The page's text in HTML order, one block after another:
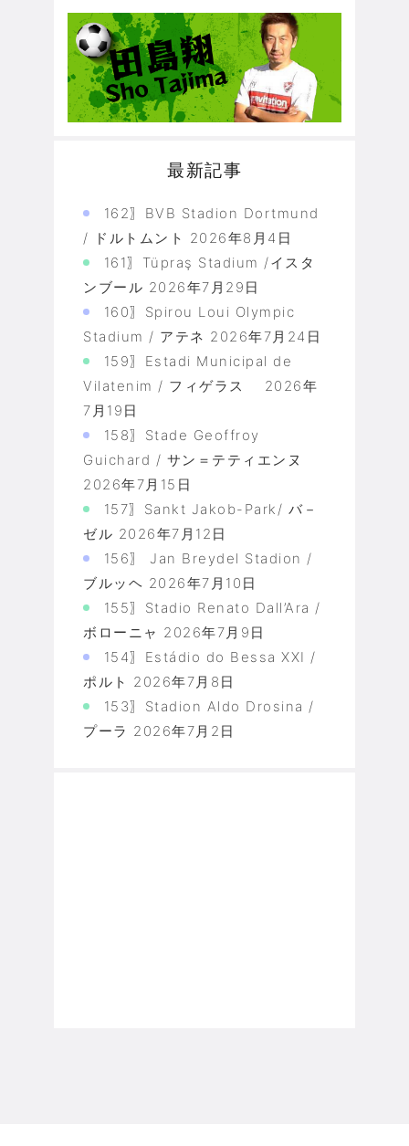
最新記事
162〗BVB Stadion Dortmund
/ ドルトムント 2026年8月4日
161〗Tüpraş Stadium /イスタ
ンブール 2026年7月29日
160〗Spirou Loui Olympic
Stadium / アテネ 2026年7月24日
159〗Estadi Municipal de
Vilatenim / フィゲラス
2026年
7月19日
158〗Stade Geoffroy
Guichard / サン＝テティエンヌ
2026年7月15日
157〗Sankt Jakob-Park/ バ－
ゼル 2026年7月12日
156〗 Jan Breydel Stadion /
ブルッヘ 2026年7月10日
155〗Stadio Renato Dall’Ara /
ボローニャ 2026年7月9日
154〗Estádio do Bessa XXI /
ポルト 2026年7月8日
153〗Stadion Aldo Drosina /
プーラ 2026年7月2日